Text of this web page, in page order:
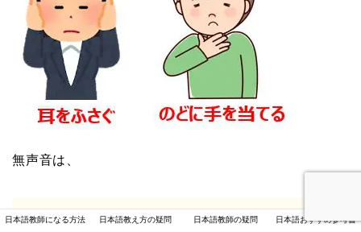
無声音は、
日本語教師になる方法 日本語教え方の疑問 日本語教師の疑問 日本語おすすめ参考書